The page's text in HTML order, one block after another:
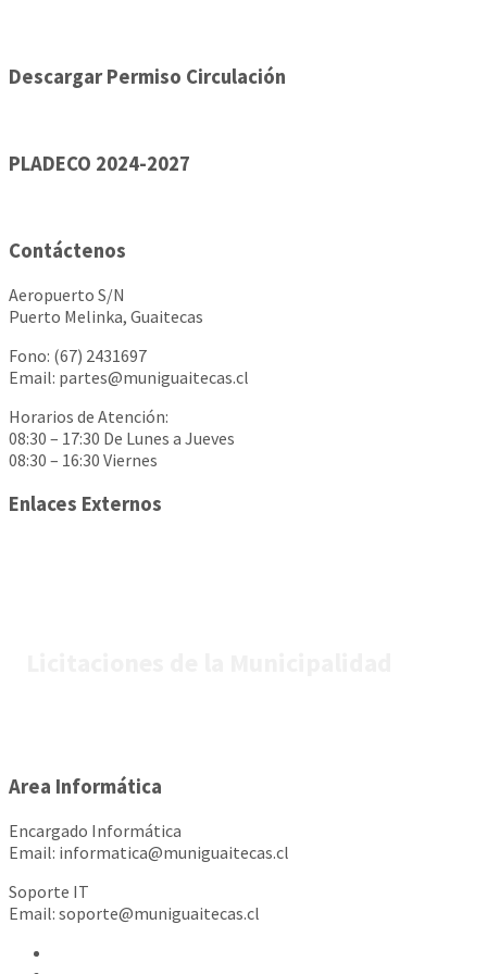
Descargar Permiso Circulación
PLADECO 2024-2027
Contáctenos
Aeropuerto S/N
Puerto Melinka, Guaitecas
Fono: (67) 2431697
Email: partes@muniguaitecas.cl
Horarios de Atención:
08:30 – 17:30 De Lunes a Jueves
08:30 – 16:30 Viernes
Enlaces Externos
Area Informática
Encargado Informática
Email: informatica@muniguaitecas.cl
Soporte IT
Email: soporte@muniguaitecas.cl